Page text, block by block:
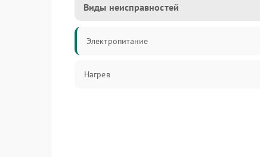
Виды неисправностей
Электропитание
Нагрев